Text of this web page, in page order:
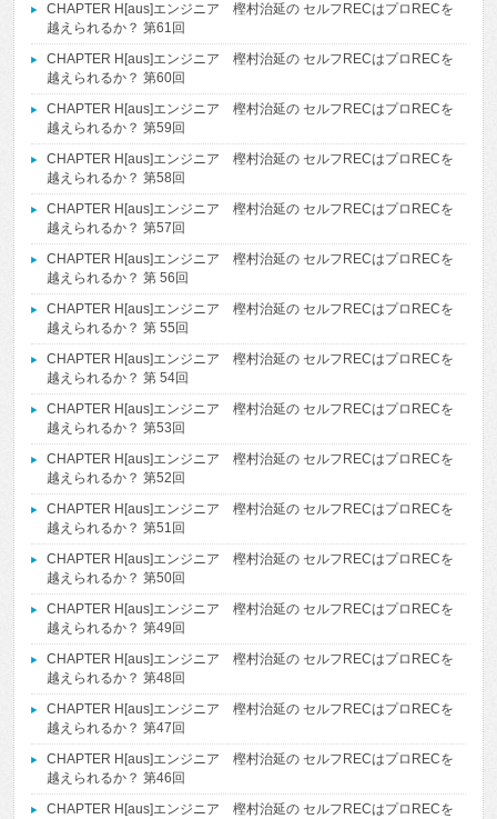
CHAPTER H[aus]エンジニア 樫村治延の セルフRECはプロRECを
越えられるか？ 第61回
CHAPTER H[aus]エンジニア 樫村治延の セルフRECはプロRECを
越えられるか？ 第60回
CHAPTER H[aus]エンジニア 樫村治延の セルフRECはプロRECを
越えられるか？ 第59回
CHAPTER H[aus]エンジニア 樫村治延の セルフRECはプロRECを
越えられるか？ 第58回
CHAPTER H[aus]エンジニア 樫村治延の セルフRECはプロRECを
越えられるか？ 第57回
CHAPTER H[aus]エンジニア 樫村治延の セルフRECはプロRECを
越えられるか？ 第 56回
CHAPTER H[aus]エンジニア 樫村治延の セルフRECはプロRECを
越えられるか？ 第 55回
CHAPTER H[aus]エンジニア 樫村治延の セルフRECはプロRECを
越えられるか？ 第 54回
CHAPTER H[aus]エンジニア 樫村治延の セルフRECはプロRECを
越えられるか？ 第53回
CHAPTER H[aus]エンジニア 樫村治延の セルフRECはプロRECを
越えられるか？ 第52回
CHAPTER H[aus]エンジニア 樫村治延の セルフRECはプロRECを
越えられるか？ 第51回
CHAPTER H[aus]エンジニア 樫村治延の セルフRECはプロRECを
越えられるか？ 第50回
CHAPTER H[aus]エンジニア 樫村治延の セルフRECはプロRECを
越えられるか？ 第49回
CHAPTER H[aus]エンジニア 樫村治延の セルフRECはプロRECを
越えられるか？ 第48回
CHAPTER H[aus]エンジニア 樫村治延の セルフRECはプロRECを
越えられるか？ 第47回
CHAPTER H[aus]エンジニア 樫村治延の セルフRECはプロRECを
越えられるか？ 第46回
CHAPTER H[aus]エンジニア 樫村治延の セルフRECはプロRECを